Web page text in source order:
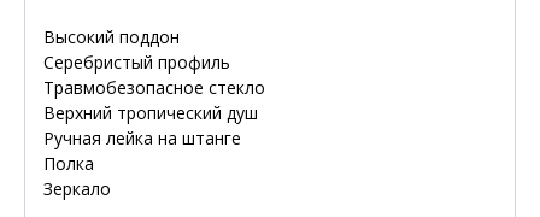
Высокий поддон
Серебристый профиль
Травмобезопасное стекло
Верхний тропический душ
Ручная лейка на штанге
Полка
Зеркало